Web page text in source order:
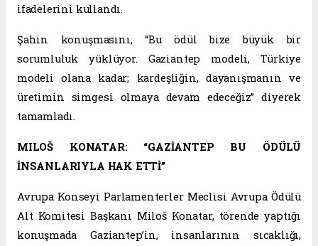
ifadelerini kullandı.
Şahin konuşmasını, “Bu ödül bize büyük bir
sorumluluk yüklüyor. Gaziantep modeli, Türkiye
modeli olana kadar; kardeşliğin, dayanışmanın ve
üretimin simgesi olmaya devam edeceğiz” diyerek
tamamladı.
MILOŠ KONATAR: “GAZİANTEP BU ÖDÜLÜ
İNSANLARIYLA HAK ETTİ”
Avrupa Konseyi Parlamenterler Meclisi Avrupa Ödülü
Alt Komitesi Başkanı Miloš Konatar, törende yaptığı
konuşmada Gaziantep’in, insanlarının sıcaklığı,